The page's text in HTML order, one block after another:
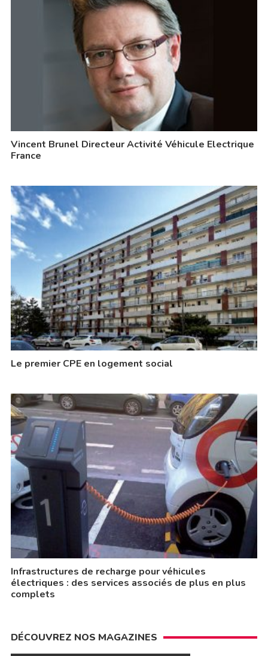
Vincent Brunel Directeur Activité Véhicule Electrique
France
Le premier CPE en logement social
Infrastructures de recharge pour véhicules
électriques : des services associés de plus en plus
complets
DÉCOUVREZ NOS MAGAZINES